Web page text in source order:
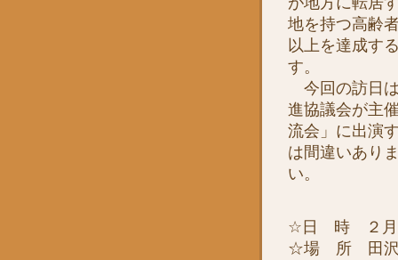
地を持つ高齢
以上を達成す
す。
今回の訪日
進協議会が主
流会」に出演
は間違いあり
い。
☆日 時 ２月
☆場 所 田沢